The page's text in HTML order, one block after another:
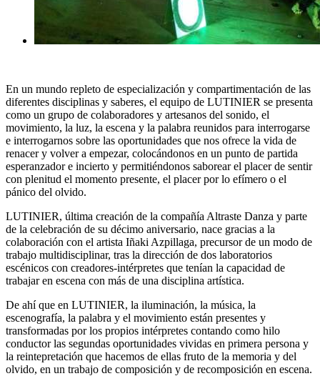
En un mundo repleto de especialización y compartimentación de las
diferentes disciplinas y saberes, el equipo de LUTINIER se presenta
como un grupo de colaboradores y artesanos del sonido, el
movimiento, la luz, la escena y la palabra reunidos para interrogarse
e interrogarnos sobre las oportunidades que nos ofrece la vida de
renacer y volver a empezar, colocándonos en un punto de partida
esperanzador e incierto y permitiéndonos saborear el placer de sentir
con plenitud el momento presente, el placer por lo efímero o el
pánico del olvido.
LUTINIER, última creación de la compañía Altraste Danza y parte
de la celebración de su décimo aniversario, nace gracias a la
colaboración con el artista Iñaki Azpillaga, precursor de un modo de
trabajo multidisciplinar, tras la dirección de dos laboratorios
escénicos con creadores-intérpretes que tenían la capacidad de
trabajar en escena con más de una disciplina artística.
De ahí que en LUTINIER, la iluminación, la música, la
escenografía, la palabra y el movimiento están presentes y
transformadas por los propios intérpretes contando como hilo
conductor las segundas oportunidades vividas en primera persona y
la reintepretación que hacemos de ellas fruto de la memoria y del
olvido, en un trabajo de composición y de recomposición en escena.